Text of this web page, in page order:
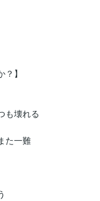
】
も壊れる
た一難